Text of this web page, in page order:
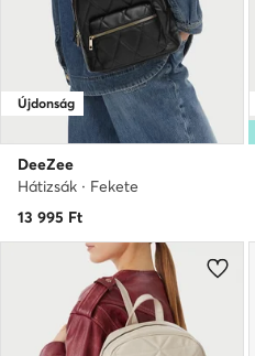
Újdonság
DeeZee
Hátizsák · Fekete
13 995 Ft